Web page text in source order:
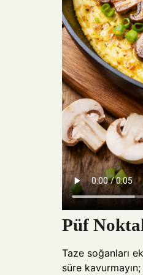
Püf
Taze soğanları
süre